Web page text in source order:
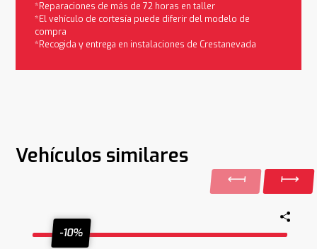
*Reparaciones de más de 72 horas en taller
*El vehículo de cortesía puede diferir del modelo de
compra
*Recogida y entrega en instalaciones de Crestanevada
Vehículos similares
-10%